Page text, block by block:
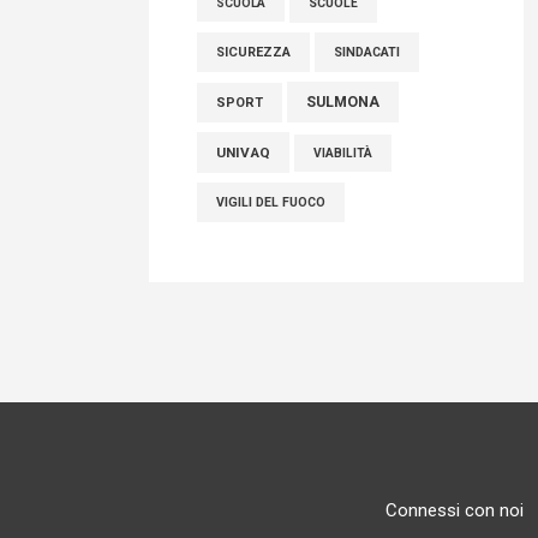
SCUOLA
SICUREZZA SINDACATI
SPORT SULMONA
UNIVAQ VIABILITÀ
VIGILI DEL FUOCO
Connessi con noi